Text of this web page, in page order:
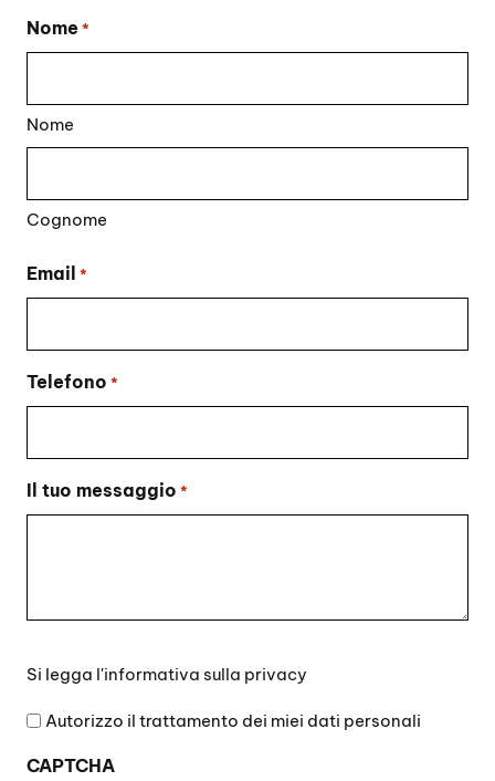
Nome *
Nome
Cognome
Email *
Telefono *
Il tuo messaggio *
legga
l'informativa
privacy
Si legga l'informativa sulla privacy
Autorizzo il trattamento dei miei dati personali
CAPTCHA